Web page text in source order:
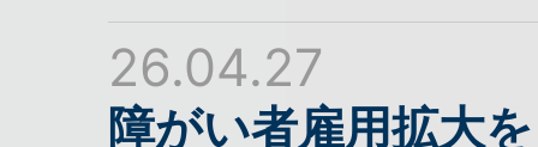
26.04.27
障がい者雇用拡大